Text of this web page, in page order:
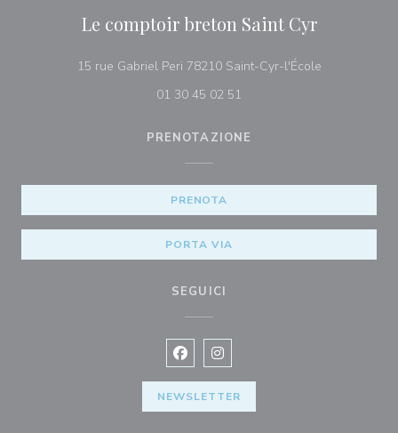
Le comptoir breton Saint Cyr
15 rue Gabriel Peri 78210 Saint-Cyr-l'École((apre una
01 30 45 02 51
PRENOTAZIONE
PRENOTA
PORTA VIA
SEGUICI
Facebook ((apre una nuova
Instagram ((apre una nuova
NEWSLETTER